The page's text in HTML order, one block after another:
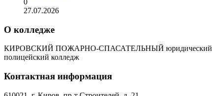
0
27.07.2026
О колледже
КИРОВСКИЙ ПОЖАРНО-СПАСАТЕЛЬНЫЙ юридический
полицейский колледж
Контактная информация